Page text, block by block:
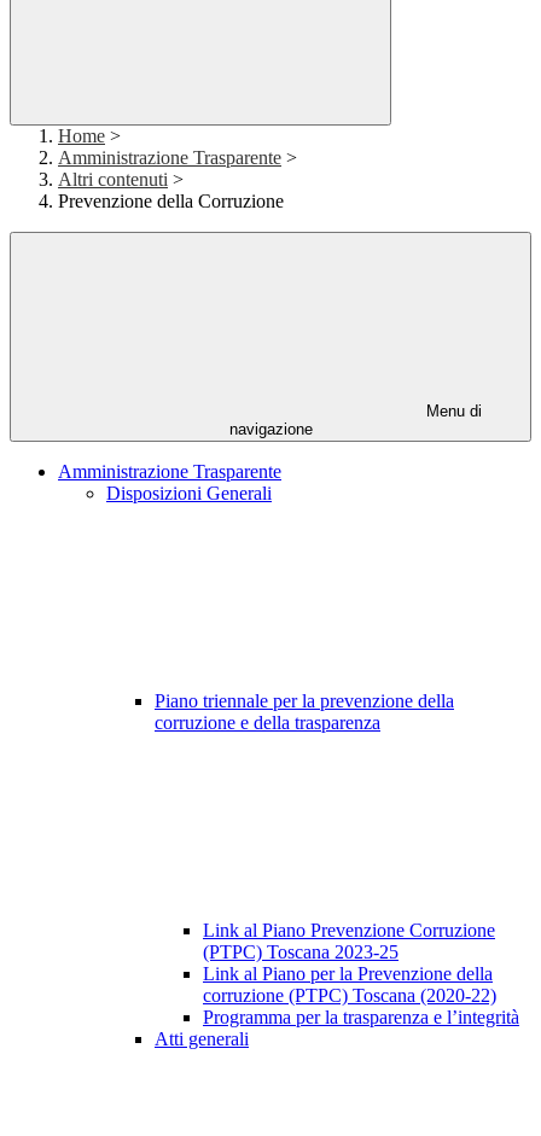
Home >
Amministrazione Trasparente >
Altri contenuti >
Prevenzione della Corruzione
Menu di
navigazione
Amministrazione Trasparente
Disposizioni Generali
Piano triennale per la prevenzione della
corruzione e della trasparenza
Link al Piano Prevenzione Corruzione
(PTPC) Toscana 2023-25
Link al Piano per la Prevenzione della
corruzione (PTPC) Toscana (2020-22)
Programma per la trasparenza e l’integrità
Atti generali